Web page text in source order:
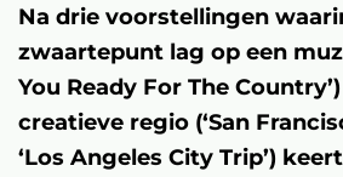
Na drie voorstellingen
zwaartepunt lag op een
You Ready For The
creatieve regio (‘San
‘Los Angeles City Trip’)